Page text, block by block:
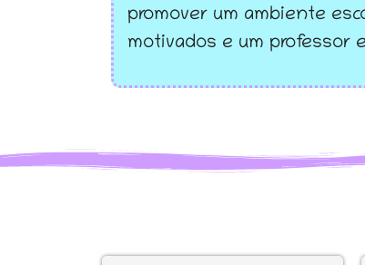
promover um ambiente
motivados e um professor